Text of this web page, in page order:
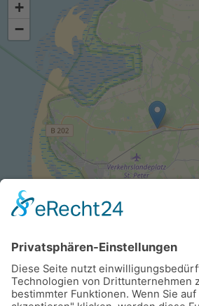
+
−